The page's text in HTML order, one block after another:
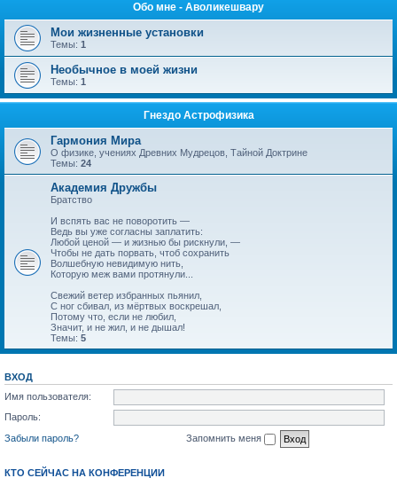
Обо мне - Аволикешвару
Мои жизненные установки
Темы: 1
Необычное в моей жизни
Темы: 1
Гнездо Астрофизика
Гармония Мира
О физике, учениях Древних Мудрецов, Тайной Доктрине
Темы: 24
Академия Дружбы
Братство
И вспять вас не поворотить —
Ведь вы уже согласны заплатить:
Любой ценой — и жизнью бы рискнули, —
Чтобы не дать порвать, чтоб сохранить
Волшебную невидимую нить,
Которую меж вами протянули...
Свежий ветер избранных пьянил,
С ног сбивал, из мёртвых воскрешал,
Потому что, если не любил,
Значит, и не жил, и не дышал!
Темы: 5
ВХОД
Имя пользователя:
Пароль:
Забыли пароль?
Запомнить меня
КТО СЕЙЧАС НА КОНФЕРЕНЦИИ